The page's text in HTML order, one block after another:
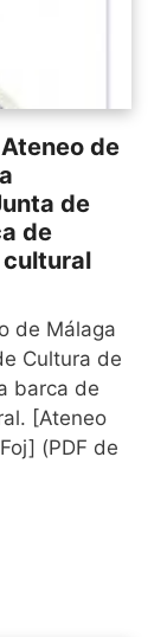
de
de
de
cultural
de Málaga
Cultura de
barca de
[Ateneo
(PDF de